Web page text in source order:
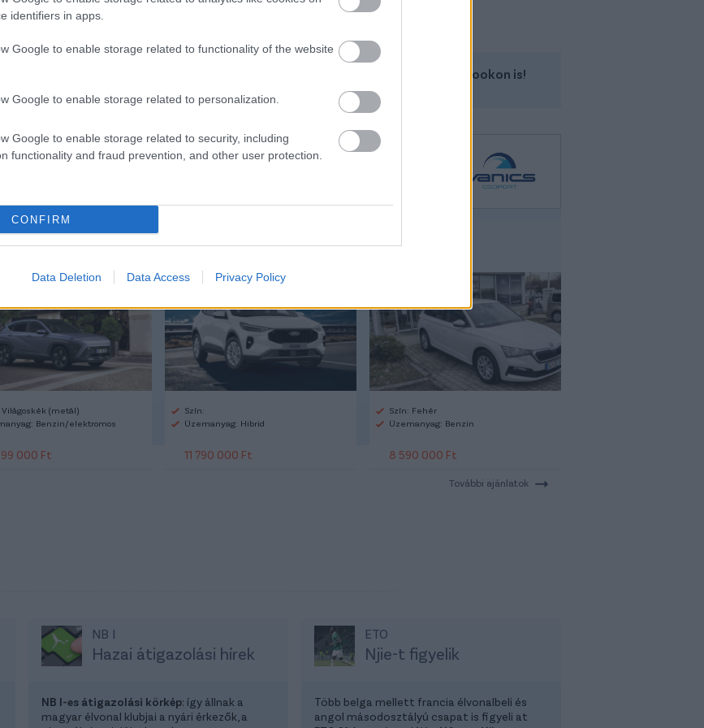
identifiers in apps.
Google to enable storage related to functionality of the website
Google to enable storage related to personalization.
Google to enable storage related to security, including
functionality and fraud prevention, and other user protection.
CONFIRM
Data Deletion Data Access Privacy Policy
Link másolása Email küldés
#SZURKOLÓK
#PORTUGÁLIA-
Kövess minket a Facebookon is!
Kona
Világoskék (metál)
Benzin/elektromos
000 Ft
Szín:
Üzemanyag: Hibrid
11 790 000 Ft
Szín: Fehér
Üzemanyag: Benzin
8 590 000 Ft
További ajánlatok
NB I
Hazai átigazolási hírek
NB I-es átigazolási körkép: így állnak a
magyar élvonal klubjai a nyári érkezők, a
ETO
Njie-t figyelik
Több belga mellett francia élvonalbeli és
angol másodosztályú csapat is figyeli at